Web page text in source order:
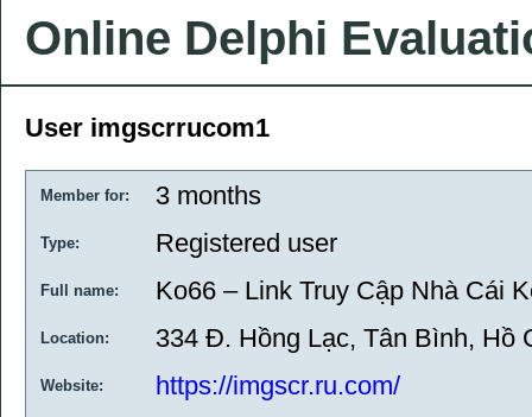
Online Delphi
User imgscrrucom1
Member for: 3 months
Type: Registered user
Full name: Ko66 – Link Truy Cập Nhà Cái
Location: 334 Đ. Hồng Lạc, Tân Bình, Hồ
Website: https://imgscr.ru.com/